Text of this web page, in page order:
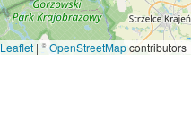
Leaflet | ©OpenStreetMapcontributors